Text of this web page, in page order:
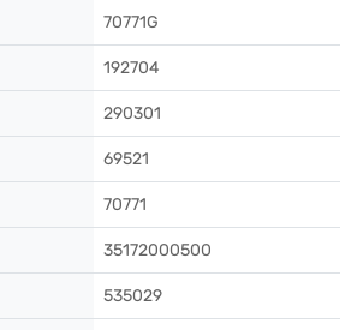
70771G
192704
290301
69521
70771
35172000500
535029